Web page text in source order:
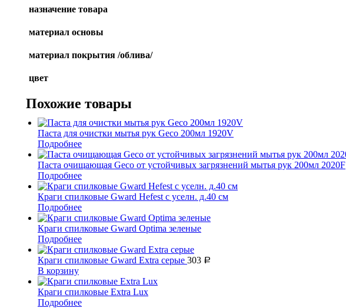
назначение товара
материал основы
материал покрытия /облива/
цвет
Похожие товары
Паста для очистки мытья рук Geco 200мл 1920V
Подробнее
Паста очищающая Geco от устойчивых загрязнений мытья рук 200мл 2020F
Подробнее
Краги спилковые Gward Hefest с уселн. д.40 см
Подробнее
Краги спилковые Gward Optima зеленые
Подробнее
Краги спилковые Gward Extra серые 303 Р
В корзину
Краги спилковые Extra Lux
Подробнее